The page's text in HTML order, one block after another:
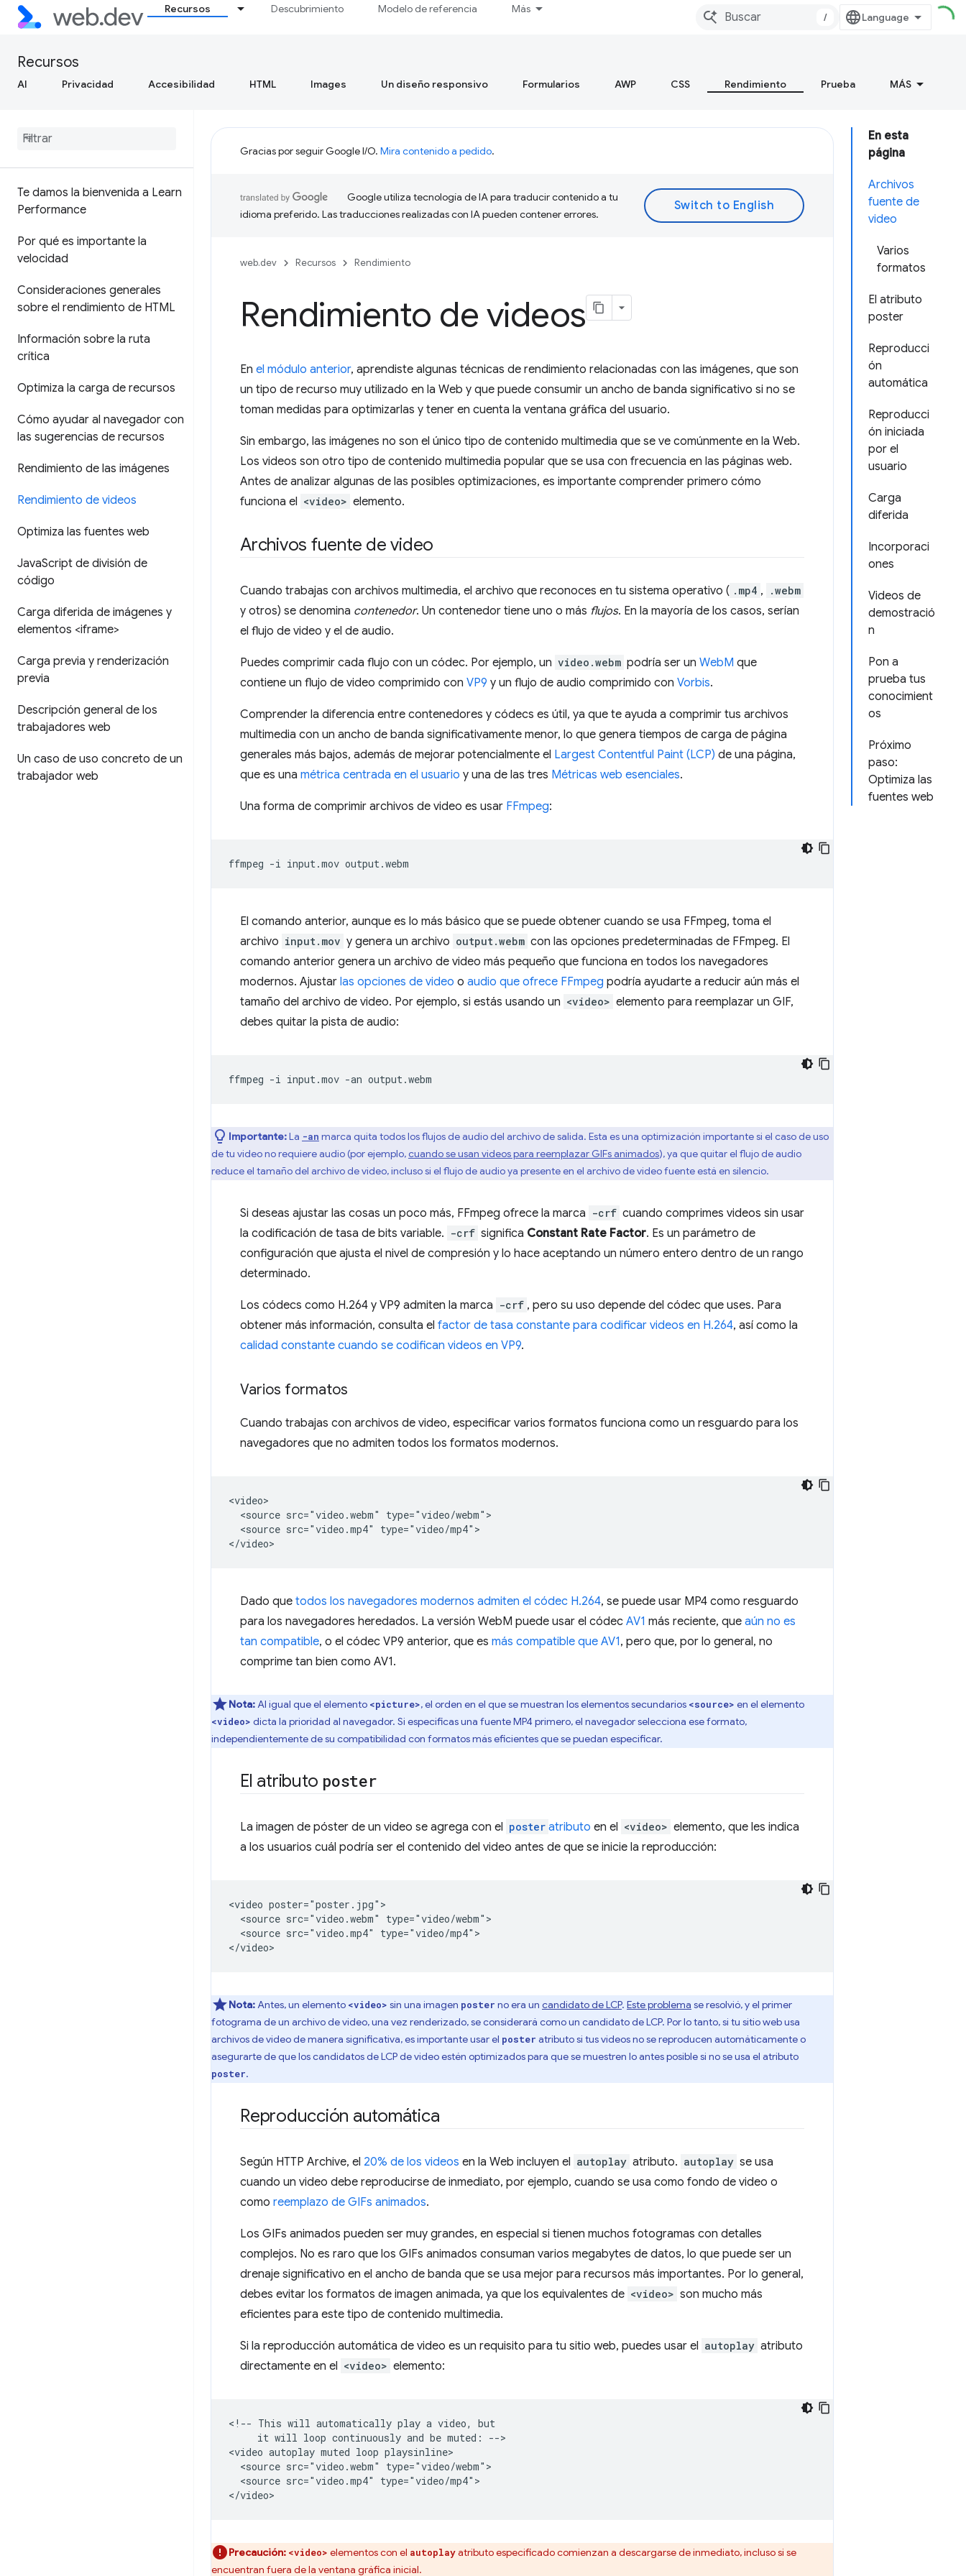
Recursos Descubrimiento Modelo de referencia Más
/
Recursos
AI Privacidad Accesibilidad HTML Images Un diseño responsivo Formularios AWP CSS Rendimiento Prueba MÁS
Te damos la bienvenida a Learn
Performance
Por qué es importante la
velocidad
Consideraciones generales
sobre el rendimiento de HTML
Información sobre la ruta
crítica
Optimiza la carga de recursos
Cómo ayudar al navegador con
las sugerencias de recursos
Rendimiento de las imágenes
Rendimiento de videos
Optimiza las fuentes web
JavaScript de división de
código
Carga diferida de imágenes y
elementos <iframe>
Carga previa y renderización
previa
Descripción general de los
trabajadores web
Un caso de uso concreto de un
trabajador web
En esta
página
Archivos
fuente de
video
Varios
formatos
El atributo
poster
Reproducci
ón
automática
Reproducci
ón iniciada
por el
usuario
Carga
diferida
Incorporaci
ones
Videos de
demostració
n
Pon a
prueba tus
conocimient
os
Próximo
paso:
Optimiza las
fuentes web
Gracias por seguir Google I/O. Mira contenido a pedido.
Google utiliza tecnología de IA para traducir contenido a tu
idioma preferido. Las traducciones realizadas con IA pueden contener errores.
web.dev Recursos Rendimiento
Rendimiento de videos
En el módulo anterior, aprendiste algunas técnicas de rendimiento relacionadas con las imágenes, que son
un tipo de recurso muy utilizado en la Web y que puede consumir un ancho de banda significativo si no se
toman medidas para optimizarlas y tener en cuenta la ventana gráfica del usuario.
Sin embargo, las imágenes no son el único tipo de contenido multimedia que se ve comúnmente en la Web.
Los videos son otro tipo de contenido multimedia popular que se usa con frecuencia en las páginas web.
Antes de analizar algunas de las posibles optimizaciones, es importante comprender primero cómo
funciona el <video> elemento.
Archivos fuente de video
Cuando trabajas con archivos multimedia, el archivo que reconoces en tu sistema operativo ( .mp4 , .webm
y otros) se denomina contenedor. Un contenedor tiene uno o más flujos. En la mayoría de los casos, serían
el flujo de video y el de audio.
Puedes comprimir cada flujo con un códec. Por ejemplo, un video.webm podría ser un WebM que
contiene un flujo de video comprimido con VP9 y un flujo de audio comprimido con Vorbis.
Comprender la diferencia entre contenedores y códecs es útil, ya que te ayuda a comprimir tus archivos
multimedia con un ancho de banda significativamente menor, lo que genera tiempos de carga de página
generales más bajos, además de mejorar potencialmente el Largest Contentful Paint (LCP) de una página,
que es una métrica centrada en el usuario y una de las tres Métricas web esenciales.
Una forma de comprimir archivos de video es usar FFmpeg:
ffmpeg -i input.mov
El comando anterior, aunque es lo más básico que se puede obtener cuando se usa FFmpeg, toma el
archivo input.mov y genera un archivo output.webm con las opciones predeterminadas de FFmpeg. El
comando anterior genera un archivo de video más pequeño que funciona en todos los navegadores
modernos. Ajustar las opciones de video o audio que ofrece FFmpeg podría ayudarte a reducir aún más el
tamaño del archivo de video. Por ejemplo, si estás usando un <video> elemento para reemplazar un GIF,
debes quitar la pista de audio:
ffmpeg -i input.mov -an
Importante:La -an marca quita todos los flujos de audio del archivo de salida. Esta es una optimización importante si el caso de uso
de tu video no requiere audio (por ejemplo,cuando se usan videos para reemplazar GIFs animados), ya que quitar el flujo de audio
reduce el tamaño del archivo de video, incluso si el flujo de audio ya presente en el archivo de video fuente está en silencio.
Si deseas ajustar las cosas un poco más, FFmpeg ofrece la marca -crf cuando comprimes videos sin usar
la codificación de tasa de bits variable. -crf significa Constant Rate Factor. Es un parámetro de
configuración que ajusta el nivel de compresión y lo hace aceptando un número entero dentro de un rango
determinado.
Los códecs como H.264 y VP9 admiten la marca -crf , pero su uso depende del códec que uses. Para
obtener más información, consulta el factor de tasa constante para codificar videos en H.264, así como la
calidad constante cuando se codifican videos en VP9.
Varios formatos
Cuando trabajas con archivos de video, especificar varios formatos funciona como un resguardo para los
navegadores que no admiten todos los formatos modernos.
<video>
  <source src="video.webm" type="video/webm">
  <source src="video.mp4" type="video/mp4">
Dado que todos los navegadores modernos admiten el códec H.264, se puede usar MP4 como resguardo
para los navegadores heredados. La versión WebM puede usar el códec AV1 más reciente, que aún no es
tan compatible, o el códec VP9 anterior, que es más compatible que AV1, pero que, por lo general, no
comprime tan bien como AV1.
Nota:Al igual que el elemento <picture>, el orden en el que se muestran los elementos secundarios <source> en el elemento
<video> dicta la prioridad al navegador. Si especificas una fuente MP4 primero, el navegador selecciona ese formato,
independientemente de su compatibilidad con formatos más eficientes que se puedan especificar.
El atributo poster
La imagen de póster de un video se agrega con el poster atributo en el <video> elemento, que les indica
a los usuarios cuál podría ser el contenido del video antes de que se inicie la reproducción:
<video poster="poster.jpg">
  <source src="video.webm" type="video/webm">
  <source src="video.mp4" type="video/mp4">
Nota:Antes, un elemento <video> sin una imagen poster no era un candidato de LCP. Este problema se resolvió, y el primer
fotograma de un archivo de video, una vez renderizado, se considerará como un candidato de LCP. Por lo tanto, si tu sitio web usa
archivos de video de manera significativa, es importante usar el poster atributo si tus videos no se reproducen automáticamente o
asegurarte de que los candidatos de LCP de video estén optimizados para que se muestren lo antes posible si no se usa el atributo
poster.
Reproducción automática
Según HTTP Archive, el 20% de los videos en la Web incluyen el autoplay atributo. autoplay se usa
cuando un video debe reproducirse de inmediato, por ejemplo, cuando se usa como fondo de video o
como reemplazo de GIFs animados.
Los GIFs animados pueden ser muy grandes, en especial si tienen muchos fotogramas con detalles
complejos. No es raro que los GIFs animados consuman varios megabytes de datos, lo que puede ser un
drenaje significativo en el ancho de banda que se usa mejor para recursos más importantes. Por lo general,
debes evitar los formatos de imagen animada, ya que los equivalentes de <video> son mucho más
eficientes para este tipo de contenido multimedia.
Si la reproducción automática de video es un requisito para tu sitio web, puedes usar el autoplay atributo
directamente en el <video> elemento:
<!-- This will automatically play a video, but
     it will loop continuously and be muted: -->
<video autoplay muted loop playsinline>
  <source src="video.webm" type="video/webm">
  <source src="video.mp4" type="video/mp4">
Precaución: <video> elementos con el autoplayatributo especificado comienzan a descargarse de inmediato, incluso si se
encuentran fuera de la ventana gráfica inicial.